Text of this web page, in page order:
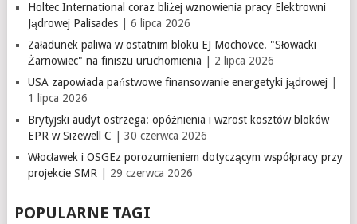
Holtec International coraz bliżej wznowienia pracy Elektrowni
Jądrowej Palisades| 6 lipca 2026
Załadunek paliwa w ostatnim bloku EJ Mochovce. "Słowacki
Żarnowiec" na finiszu uruchomienia | 2 lipca 2026
USA zapowiada państwowe finansowanie energetyki jądrowej
1 lipca 2026
Brytyjski audyt ostrzega: opóźnienia i wzrost kosztów bloków
EPR w Sizewell C | 30 czerwca 2026
Włocławek i OSGEz porozumieniem dotyczącym współpracy przy
projekcie SMR| 29 czerwca 2026
POPULARNE TAGI